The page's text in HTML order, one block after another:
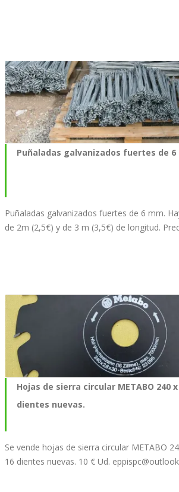
Puñaladas galvanizados fuertes de 6
Puñaladas galvanizados fuertes de 6 mm.
de 2m (2,5€) y de 3 m (3,5€) de longitud.
Hojas de sierra circular METABO 240
dientes nuevas.
Se vende hojas de sierra circular METABO
16 dientes nuevas. 10 € Ud.